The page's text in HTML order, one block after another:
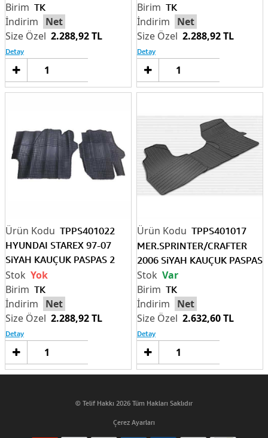
TK
Net
2.288,92 TL
Detay
Sepete
TK
Net
2.288,92 TL
Detay
TPPS401022
HYUNDAI STAREX 97-07
SiYAH KAUÇUK PASPAS 2
PARÇA
TK
Net
2.288,92 TL
Yok
Detay
Sepete
TPPS401017
MER.SPRINTER/CRAFTER
2006 SiYAH KAUÇUK PASPAS
TK
Net
2.632,60 TL
Var
Detay
© Telif Hakkı 2026 Tüm Hakları Saklıdır
Çerez Ayarları